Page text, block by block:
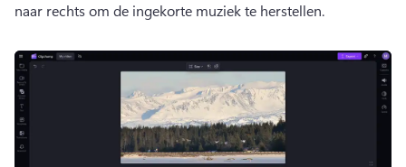
naar rechts om de ingekorte muziek te herstellen.